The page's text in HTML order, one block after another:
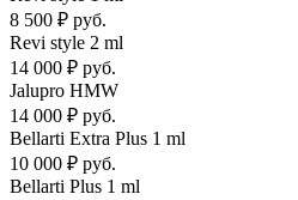
8 500 ₽ руб.
Revi style 2 ml
14 000 ₽ руб.
Jalupro HMW
14 000 ₽ руб.
Bellarti Extra Plus 1 ml
10 000 ₽ руб.
Bellarti Plus 1 ml